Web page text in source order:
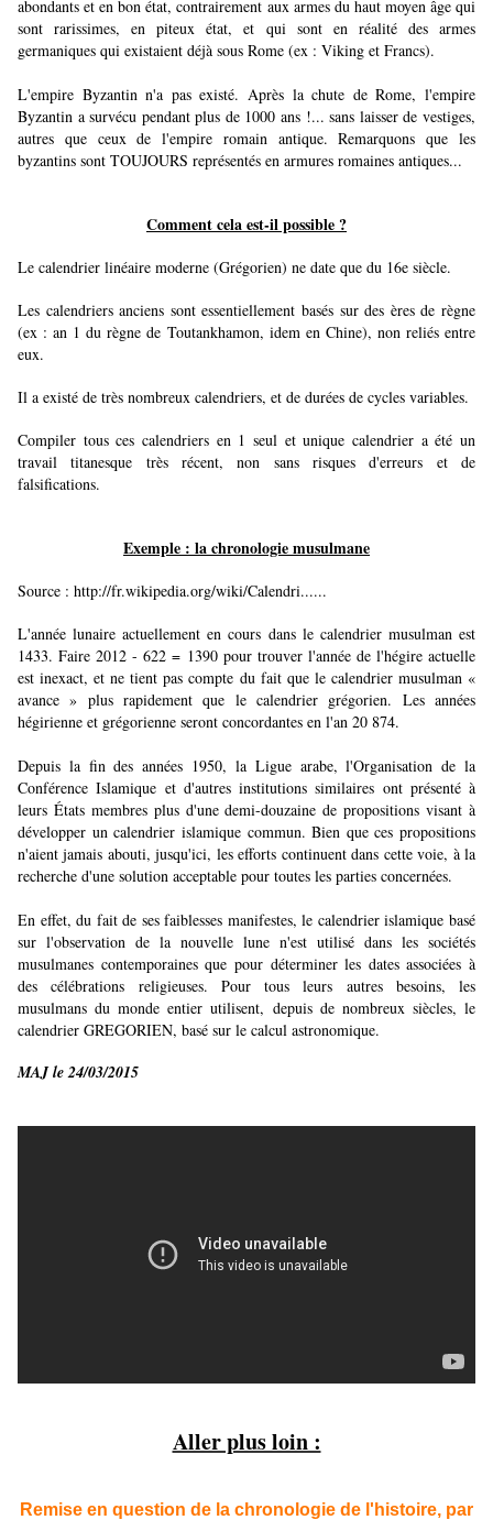
abondants et en bon état, contrairement aux armes du haut moyen âge qui
sont rarissimes, en piteux état, et qui sont en réalité des armes
germaniques qui existaient déjà sous Rome (ex : Viking et Francs).
L'empire Byzantin n'a pas existé. Après la chute de Rome, l'empire
Byzantin a survécu pendant plus de 1000 ans !... sans laisser de vestiges,
autres que ceux de l'empire romain antique. Remarquons que les
byzantins sont TOUJOURS représentés en armures romaines antiques...
Comment cela est-il possible ?
Le calendrier linéaire moderne (Grégorien) ne date que du 16e siècle.
Les calendriers anciens sont essentiellement basés sur des ères de règne
(ex : an 1 du règne de Toutankhamon, idem en Chine), non reliés entre
eux.
Il a existé de très nombreux calendriers, et de durées de cycles variables.
Compiler tous ces calendriers en 1 seul et unique calendrier a été un
travail titanesque très récent, non sans risques d'erreurs et de
falsifications.
Exemple : la chronologie musulmane
Source : http://fr.wikipedia.org/wiki/Calendri......
L'année lunaire actuellement en cours dans le calendrier musulman est
1433. Faire 2012 - 622 = 1390 pour trouver l'année de l'hégire actuelle
est inexact, et ne tient pas compte du fait que le calendrier musulman «
avance » plus rapidement que le calendrier grégorien. Les années
hégirienne et grégorienne seront concordantes en l'an 20 874.
Depuis la fin des années 1950, la Ligue arabe, l'Organisation de la
Conférence Islamique et d'autres institutions similaires ont présenté à
leurs États membres plus d'une demi-douzaine de propositions visant à
développer un calendrier islamique commun. Bien que ces propositions
n'aient jamais abouti, jusqu'ici, les efforts continuent dans cette voie, à la
recherche d'une solution acceptable pour toutes les parties concernées.
En effet, du fait de ses faiblesses manifestes, le calendrier islamique basé
sur l'observation de la nouvelle lune n'est utilisé dans les sociétés
musulmanes contemporaines que pour déterminer les dates associées à
des célébrations religieuses. Pour tous leurs autres besoins, les
musulmans du monde entier utilisent, depuis de nombreux siècles, le
calendrier GREGORIEN, basé sur le calcul astronomique.
MAJ le 24/03/2015
Aller plus loin :
Remise en question de la chronologie de l'histoire, par